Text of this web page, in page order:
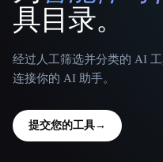
具目录。
经过人工筛选并分类的 AI
连接你的 AI 助手。
提交您的工具→